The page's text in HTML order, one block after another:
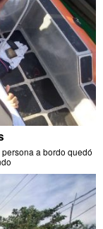
a bordo quedó